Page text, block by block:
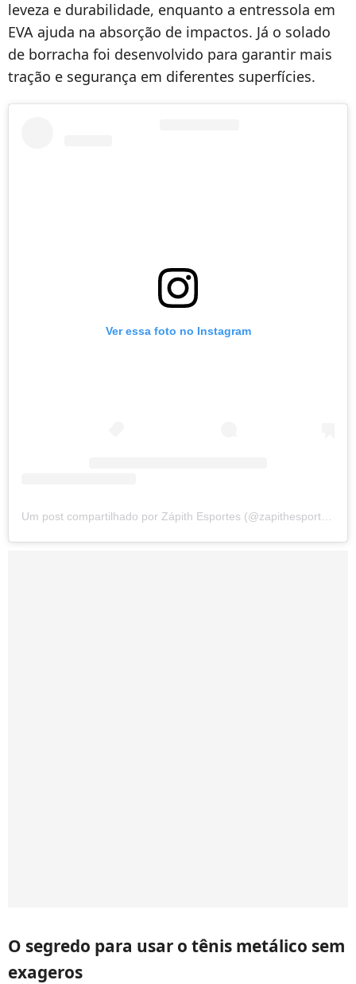
leveza e durabilidade, enquanto a entressola em
EVA ajuda na absorção de impactos. Já o solado
de borracha foi desenvolvido para garantir mais
tração e segurança em diferentes superfícies.
Ver essa foto no Instagram
O segredo para usar o tênis metálico sem
exageros